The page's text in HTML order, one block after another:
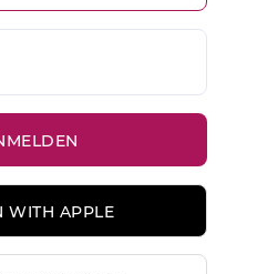
WITH APPLE